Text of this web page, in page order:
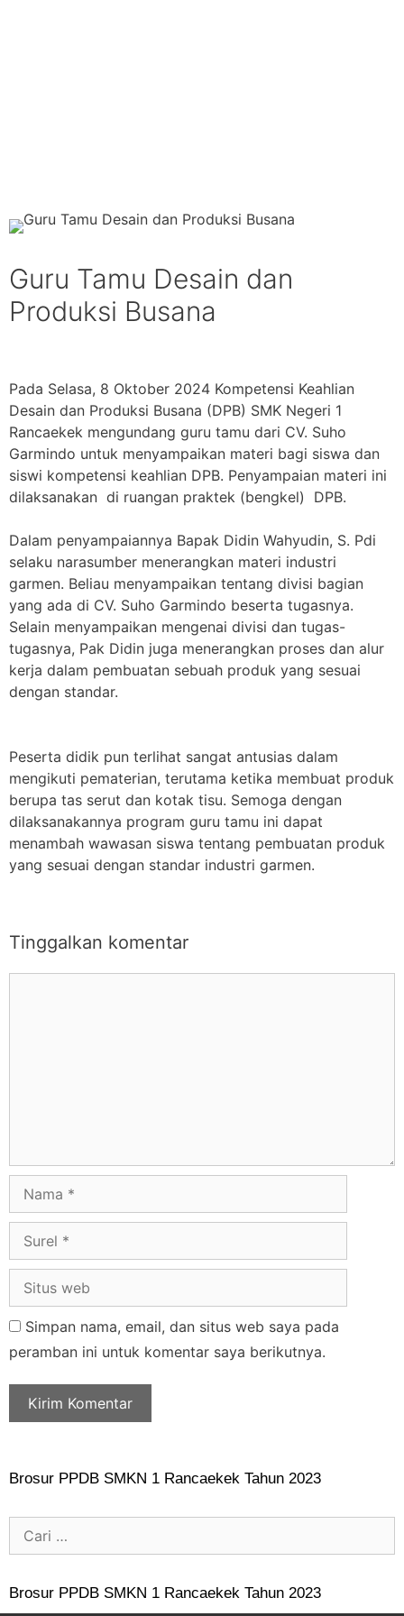
Guru Tamu Desain dan
Produksi Busana
Pada Selasa, 8 Oktober 2024 Kompetensi Keahlian
Desain dan Produksi Busana (DPB) SMK Negeri 1
Rancaekek mengundang guru tamu dari CV. Suho
Garmindo untuk menyampaikan materi bagi siswa dan
siswi kompetensi keahlian DPB. Penyampaian materi ini
dilaksanakan di ruangan praktek (bengkel) DPB.
Dalam penyampaiannya Bapak Didin Wahyudin, S. Pdi
selaku narasumber menerangkan materi industri
garmen. Beliau menyampaikan tentang divisi bagian
yang ada di CV. Suho Garmindo beserta tugasnya.
Selain menyampaikan mengenai divisi dan tugas-
tugasnya, Pak Didin juga menerangkan proses dan alur
kerja dalam pembuatan sebuah produk yang sesuai
dengan standar.
Peserta didik pun terlihat sangat antusias dalam
mengikuti pematerian, terutama ketika membuat produk
berupa tas serut dan kotak tisu. Semoga dengan
dilaksanakannya program guru tamu ini dapat
menambah wawasan siswa tentang pembuatan produk
yang sesuai dengan standar industri garmen.
Tinggalkan komentar
Simpan nama, email, dan situs web saya pada
peramban ini untuk komentar saya berikutnya.
Brosur PPDB SMKN 1 Rancaekek Tahun 2023
Brosur PPDB SMKN 1 Rancaekek Tahun 2023